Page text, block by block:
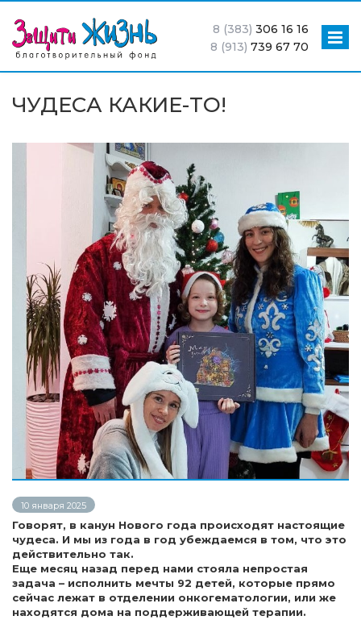
8 (383) 306 16 16
8 (913) 739 67 70
ЧУДЕСА КАКИЕ-ТО!
10 января 2025
Говорят, в канун Нового года происходят настоящие
чудеса. И мы из года в год убеждаемся в том, что это
действительно так.
Еще месяц назад перед нами стояла непростая
задача – исполнить мечты 92 детей, которые прямо
сейчас лежат в отделении онкогематологии, или же
находятся дома на поддерживающей терапии.